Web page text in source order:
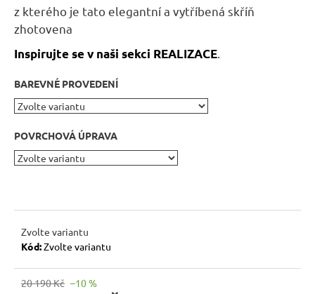
z kterého je tato elegantní a vytříbená skříň
zhotovena
Inspirujte se v naši sekci REALIZACE
BAREVNÉ PROVEDENÍ
POVRCHOVÁ ÚPRAVA
Zvolte variantu
Kód:Zvolte variantu
20 190 Kč –10 %
o
p
o
u
č
j
e
m
RUSTIKÁLNÍ
ŽIDLE
MEXICANA
SIL22